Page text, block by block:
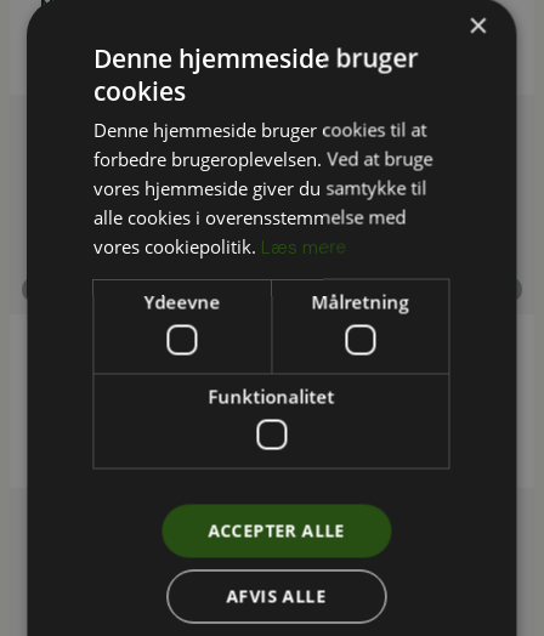
Ny metode skal løfte kvaliteten af
Indeklimaværktøj har kortlagt det sandsynlige
indeklima på 208 folkeskoler og i 269
×
Denne hjemmeside bruger
cookies
Denne hjemmeside bruger cookies til at
forbedre brugeroplevelsen. Ved at bruge
vores hjemmeside giver du samtykke til
alle cookies i overensstemmelse med
vores cookiepolitik. Læs mere
Ydeevne Målretning
Funktionalitet
ACCEPTER ALLE
AFVIS ALLE